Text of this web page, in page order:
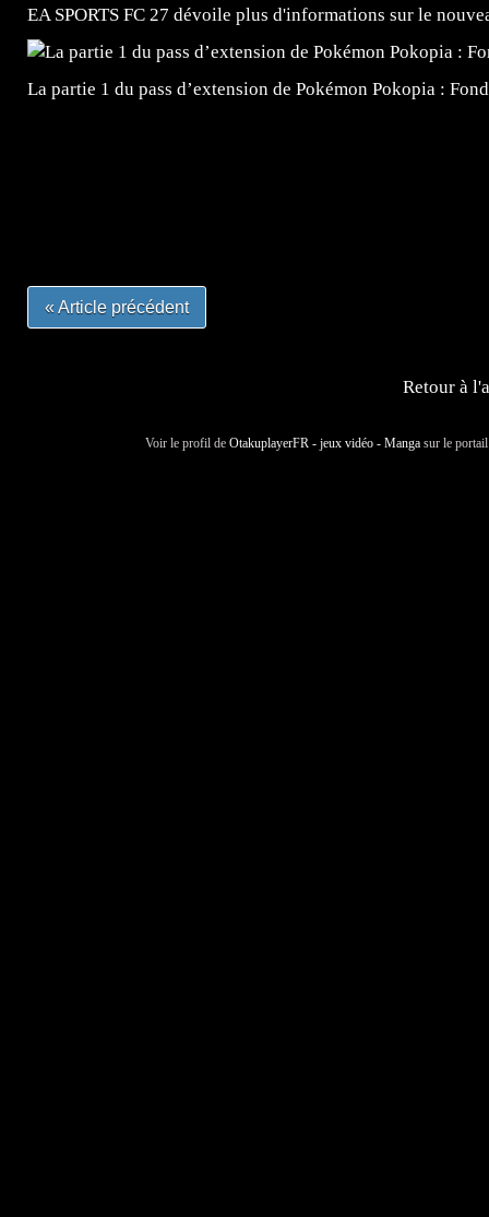
EA SPORTS FC 27 dévoile plus d'informations sur le
La partie 1 du pass d’extension de Pokémon Pokopia :
« Article précédent
Retour à
Voir le profil de OtakuplayerFR - jeux vidéo - Manga sur le